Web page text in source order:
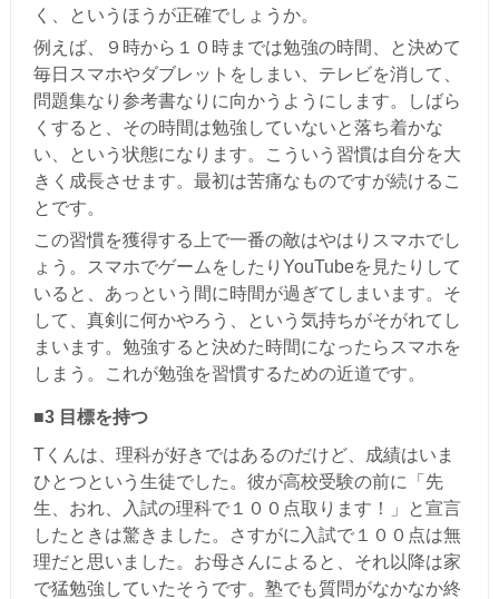
く、というほうが正確でしょうか。
例えば、９時から１０時までは勉強の時間、と決めて
毎日スマホやダブレットをしまい、テレビを消して、
問題集なり参考書なりに向かうようにします。しばら
くすると、その時間は勉強していないと落ち着かな
い、という状態になります。こういう習慣は自分を大
きく成長させます。最初は苦痛なものですが続けるこ
とです。
この習慣を獲得する上で一番の敵はやはりスマホでし
ょう。スマホでゲームをしたりYouTubeを見たりして
いると、あっという間に時間が過ぎてしまいます。そ
して、真剣に何かやろう、という気持ちがそがれてし
まいます。勉強すると決めた時間になったらスマホを
しまう。これが勉強を習慣するための近道です。
■3 目標を持つ
Tくんは、理科が好きではあるのだけど、成績はいま
ひとつという生徒でした。彼が高校受験の前に「先
生、おれ、入試の理科で１００点取ります！」と宣言
したときは驚きました。さすがに入試で１００点は無
理だと思いました。お母さんによると、それ以降は家
で猛勉強していたそうです。塾でも質問がなかなか終